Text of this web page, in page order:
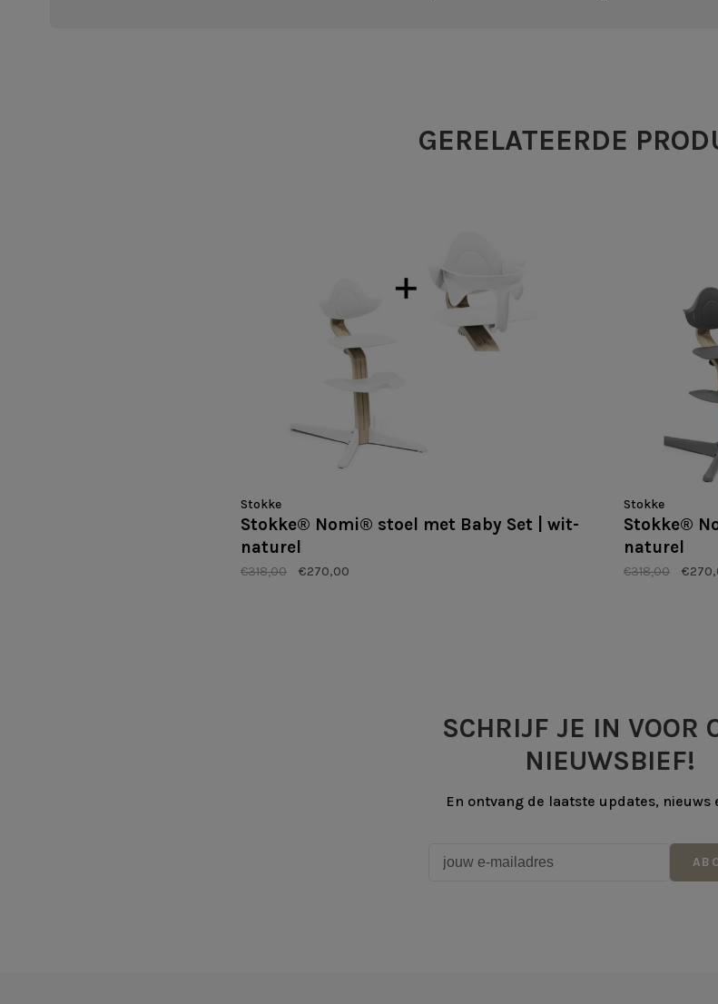
GERELATEERDE
Stokke
Stokke® Nomi® stoel met Baby Set | wit-
naturel
€318,00 €270,00
Stokke
Stokke®
naturel
€318,00
SCHRIJF JE IN VOOR
NIEUWSBIEF!
En ontvang de laatste updates, nieuws